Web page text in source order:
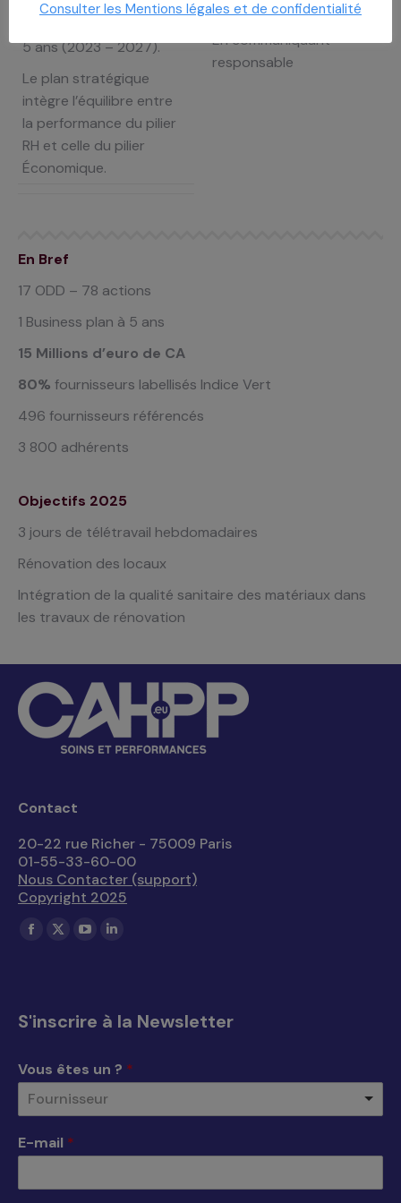
5 ans (2023 – 2027).
Le plan stratégique
intègre l’équilibre entre
la performance du pilier
RH et celle du pilier
Économique.
prenantes
En communiquant
responsable
En Bref
17 ODD – 78 actions
1 Business plan à 5 ans
15 Millions d’euro de CA
80% fournisseurs labellisés Indice Vert
496 fournisseurs référencés
3 800 adhérents
Objectifs 2025
3 jours de télétravail hebdomadaires
Rénovation des locaux
Intégration de la qualité sanitaire des matériaux dans
les travaux de rénovation
Contact
20-22 rue Richer - 75009 Paris
01-55-33-60-00
Nous Contacter (support)
Copyright 2025
Trouvez nous sur :
La
dans
nouvelle
fenêtre
La
dans
nouvelle
fenêtre
La
dans
nouvelle
fenêtre
La
dans
nouvelle
S'inscrire à la Newsletter
Vous êtes un ? *
Fournisseur
E-mail *
Consulter les Mentions légales et de confidentialité